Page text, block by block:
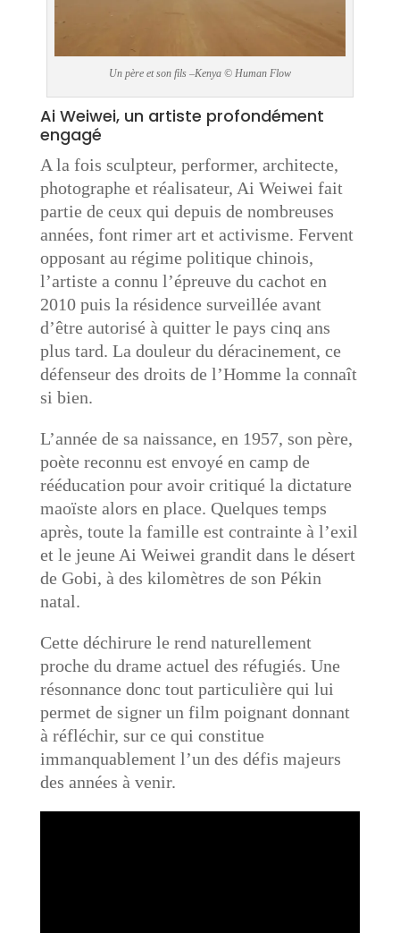
Un père et son fils –Kenya © Human Flow
Ai Weiwei, un artiste profondément
engagé
A la fois sculpteur, performer, architecte,
photographe et réalisateur, Ai Weiwei fait
partie de ceux qui depuis de nombreuses
années, font rimer art et activisme. Fervent
opposant au régime politique chinois,
l’artiste a connu l’épreuve du cachot en
2010 puis la résidence surveillée avant
d’être autorisé à quitter le pays cinq ans
plus tard. La douleur du déracinement, ce
défenseur des droits de l’Homme la connaît
si bien.
L’année de sa naissance, en 1957, son père,
poète reconnu est envoyé en camp de
rééducation pour avoir critiqué la dictature
maoïste alors en place. Quelques temps
après, toute la famille est contrainte à l’exil
et le jeune Ai Weiwei grandit dans le désert
de Gobi, à des kilomètres de son Pékin
natal.
Cette déchirure le rend naturellement
proche du drame actuel des réfugiés. Une
résonnance donc tout particulière qui lui
permet de signer un film poignant donnant
à réfléchir, sur ce qui constitue
immanquablement l’un des défis majeurs
des années à venir.